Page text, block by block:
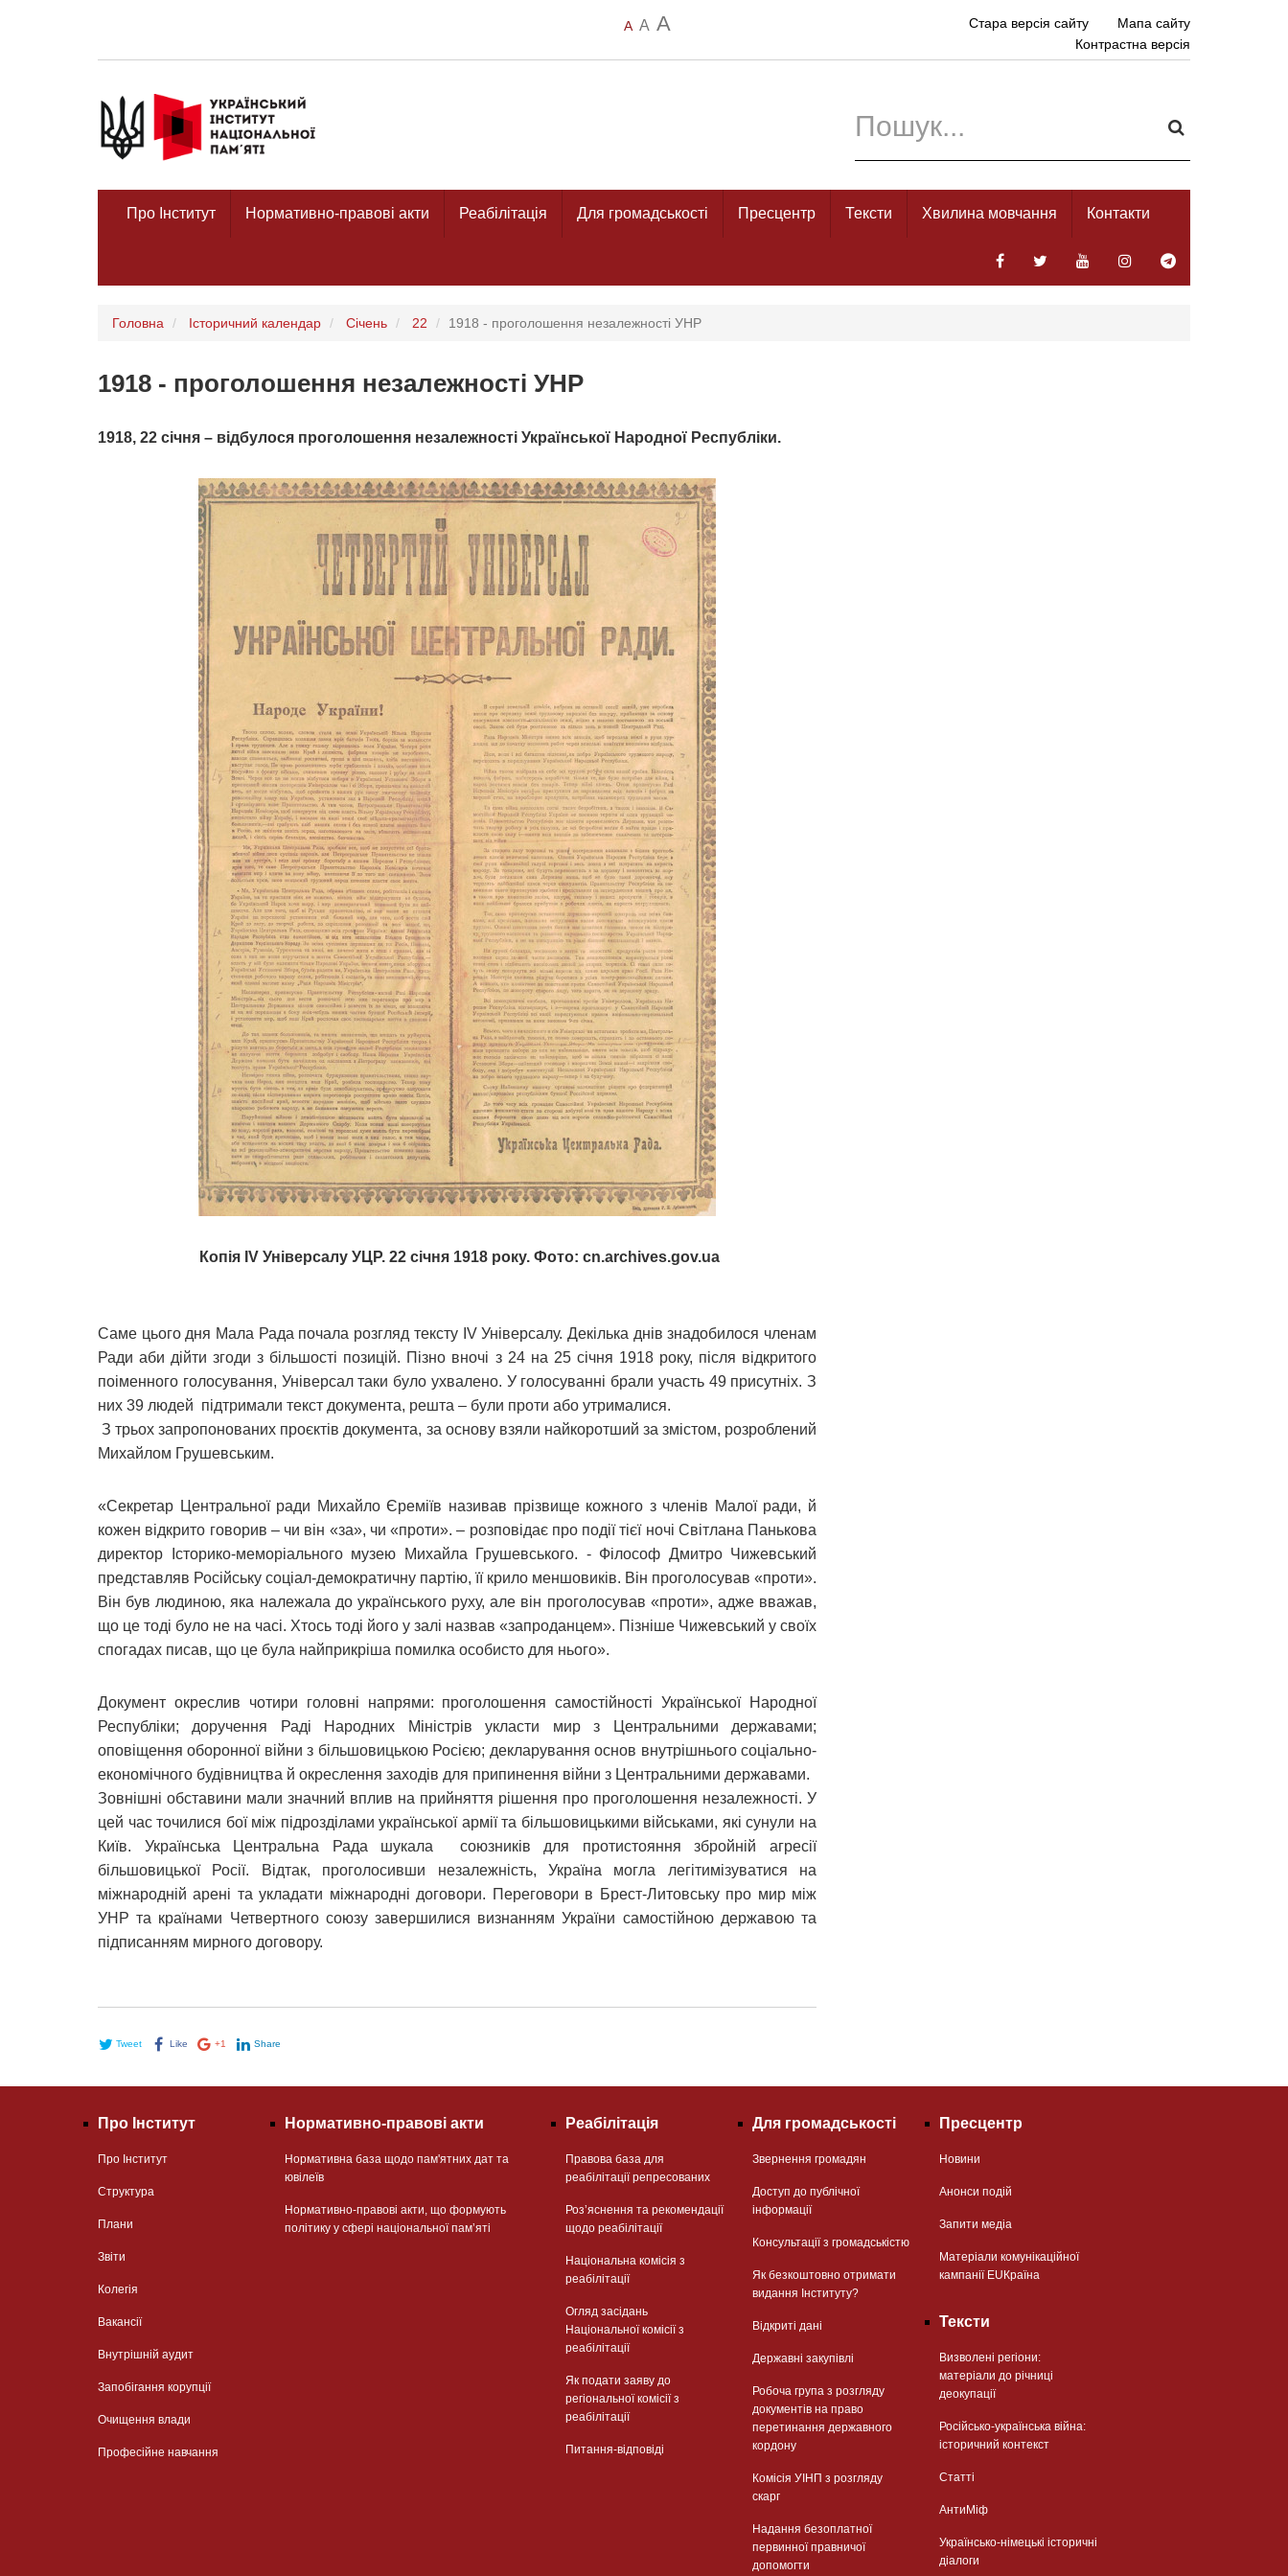
A A A Стара версія сайту
Мапа сайту
Контрастна версія
Про Інститут Нормативно-правові акти Реабілітація Для громадськості Пресцентр Тексти Хвилина мовчання Контакти
Головна Історичний календар Січень 22 1918 - проголошення незалежності УНР
1918 - проголошення незалежності УНР
1918, 22 січня – відбулося проголошення незалежності Української Народної Республіки.
Копія ІV Універсалу УЦР. 22 січня 1918 року. Фото: cn.archives.gov.ua
Саме цього дня Мала Рада почала розгляд тексту ІV Універсалу. Декілька днів знадобилося членам
Ради аби дійти згоди з більшості позицій. Пізно вночі з 24 на 25 січня 1918 року, після відкритого
поіменного голосування, Універсал таки було ухвалено. У голосуванні брали участь 49 присутніх. З
них 39 людей підтримали текст документа, решта – були проти або утрималися.
З трьох запропонованих проєктів документа, за основу взяли найкоротший за змістом, розроблений
Михайлом Грушевським.
«Секретар Центральної ради Михайло Єреміїв називав прізвище кожного з членів Малої ради, й
кожен відкрито говорив – чи він «за», чи «проти». – розповідає про події тієї ночі Світлана Панькова
директор Історико-меморіального музею Михайла Грушевського. - Філософ Дмитро Чижевський
представляв Російську соціал-демократичну партію, її крило меншовиків. Він проголосував «проти».
Він був людиною, яка належала до українського руху, але він проголосував «проти», адже вважав,
що це тоді було не на часі. Хтось тоді його у залі назвав «запроданцем». Пізніше Чижевський у своїх
спогадах писав, що це була найприкріша помилка особисто для нього».
Документ окреслив чотири головні напрями: проголошення самостійності Української Народної
Республіки; доручення Раді Народних Міністрів укласти мир з Центральними державами;
оповіщення оборонної війни з більшовицькою Росією; декларування основ внутрішнього соціально-
економічного будівництва й окреслення заходів для припинення війни з Центральними державами.
Зовнішні обставини мали значний вплив на прийняття рішення про проголошення незалежності. У
цей час точилися бої між підрозділами української армії та більшовицькими військами, які сунули на
Київ. Українська Центральна Рада шукала союзників для протистояння збройній агресії
більшовицької Росії. Відтак, проголосивши незалежність, Україна могла легітимізуватися на
міжнародній арені та укладати міжнародні договори. Переговори в Брест-Литовську про мир між
УНР та країнами Четвертного союзу завершилися визнанням України самостійною державою та
підписанням мирного договору.
Tweet Like +1 Share
Про Інститут
Про Інститут
Структура
Плани
Звіти
Колегія
Вакансії
Внутрішній аудит
Запобігання корупції
Очищення влади
Професійне навчання
Нормативно-правові акти
Нормативна база щодо пам'ятних дат та
ювілеїв
Нормативно-правові акти, що формують
політику у сфері національної памʼяті
Реабілітація
Правова база для
реабілітації репресованих
Розʼяснення та рекомендації
щодо реабілітації
Національна комісія з
реабілітації
Огляд засідань
Національної комісії з
реабілітації
Як подати заяву до
регіональної комісії з
реабілітації
Питання-відповіді
Для громадськості
Звернення громадян
Доступ до публічної
інформації
Консультації з громадськістю
Як безкоштовно отримати
видання Інституту?
Відкриті дані
Державні закупівлі
Робоча група з розгляду
документів на право
перетинання державного
кордону
Комісія УІНП з розгляду
скарг
Надання безоплатної
первинної правничої
допомогти
Пресцентр
Новини
Анонси подій
Запити медіа
Матеріали комунікаційної
кампанії EUКраїна
Тексти
Визволені регіони:
матеріали до річниці
деокупації
Російсько-українська війна:
історичний контекст
Статті
АнтиМіф
Українсько-німецькі історичні
діалоги